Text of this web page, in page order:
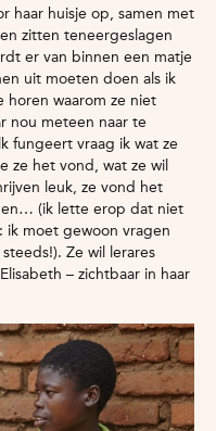
haar huisje op, samen met
zitten teneergeslagen
er van binnen een matje
uit moeten doen als ik
horen waarom ze niet
nou meteen naar te
fungeert vraag ik wat ze
ze het vond, wat ze wil
leuk, ze vond het
(ik lette erop dat niet
ik moet gewoon vragen
Ze wil lerares
– zichtbaar in haar